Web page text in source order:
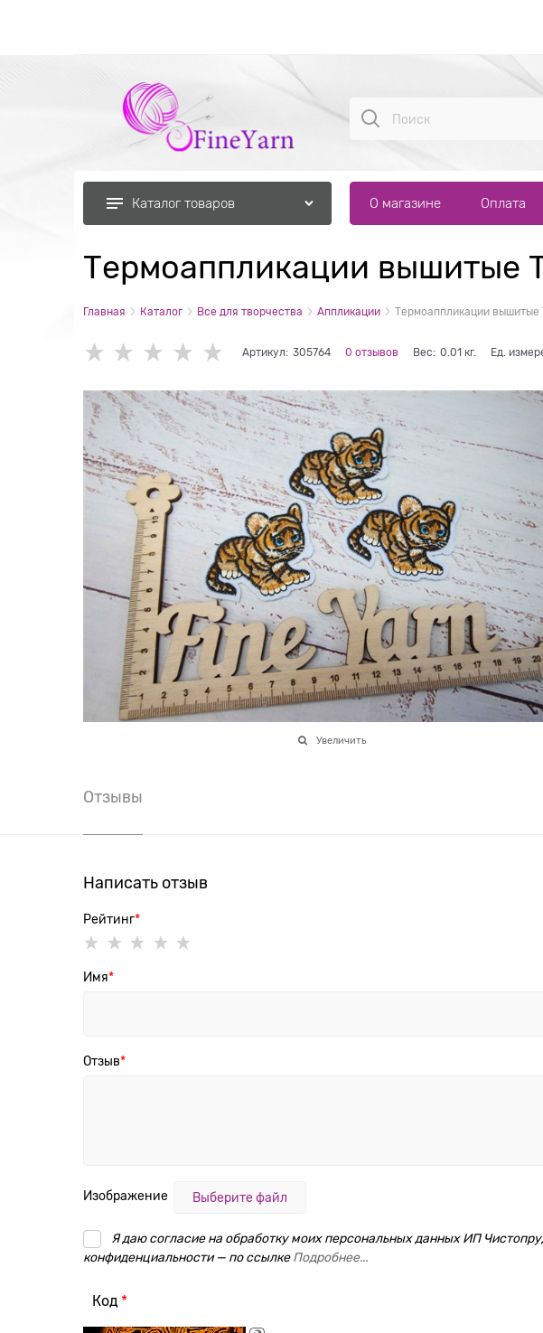
Каталог товаров О магазине Оплата
Термоаппликации вышитые
Главная Каталог Все для творчества Аппликации Термоаппликации вышитые
Артикул: 305764 0 отзывов Вес: 0.01 кг. Ед.
Увеличить
Отзывы
Написать отзыв
Рейтинг
Имя
Отзыв
Изображение Выберите файл
Я даю согласие на обработку моих персональных данных ИП
конфиденциальности — по ссылкеПодробнее...
Код